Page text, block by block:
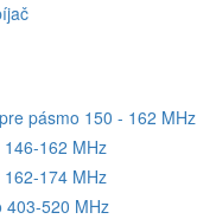
pásmo 150 - 162 MHz
162 MHz
174 MHz
403-520 MHz